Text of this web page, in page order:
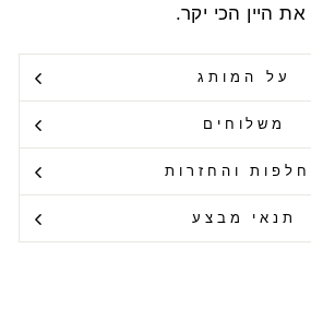
היין הכי יקר.
על המותג
משלוחים
והחזרות
תנאי מבצע